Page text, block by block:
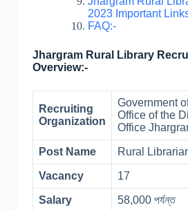
2023 Important
FAQ:-
Jhargram Rural Library
Overview:-
Recruiting
Organization
Government
Office of the
Office
Post Name Rural
Vacancy 17
Salary 58,000 পর্যন্ত